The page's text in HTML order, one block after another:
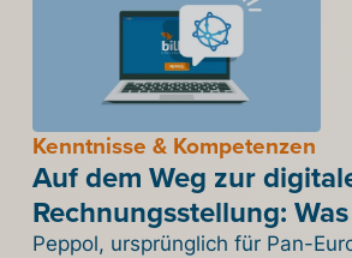
Kenntnisse & Kompetenzen
Auf dem Weg zur
Rechnungsstellung:
Peppol, ursprünglich für Pan-